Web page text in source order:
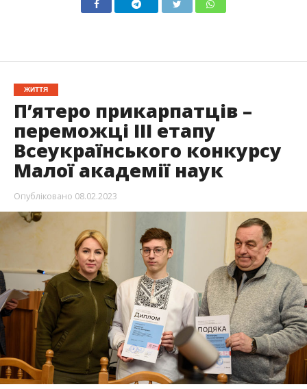
ЖИТТЯ
П’ятеро прикарпатців –
переможці III етапу
Всеукраїнського конкурсу
Малої академії наук
Опубліковано 08.02.2023